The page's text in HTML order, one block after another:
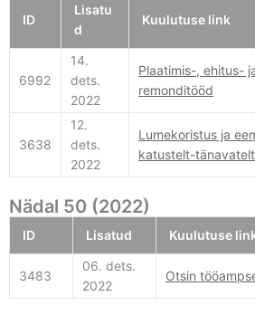
ID
Lisatu
d
Kuulutuse link
6992
14.
dets.
2022
Plaatimis-, ehitus-
remonditööd
3638
12.
dets.
2022
Lumekoristus ja
katustelt-tänavatelt
Nädal 50 (2022)
ID Lisatud Kuulutuse
3483
06. dets.
2022
Otsin